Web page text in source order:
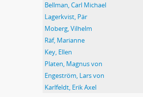
Bellman, Carl Michael
Lagerkvist, Pär
Moberg, Vilhelm
Räf, Marianne
Key, Ellen
Platen, Magnus von
Engeström, Lars von
Karlfeldt, Erik Axel